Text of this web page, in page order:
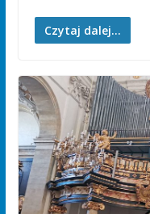
Czytaj dalej...